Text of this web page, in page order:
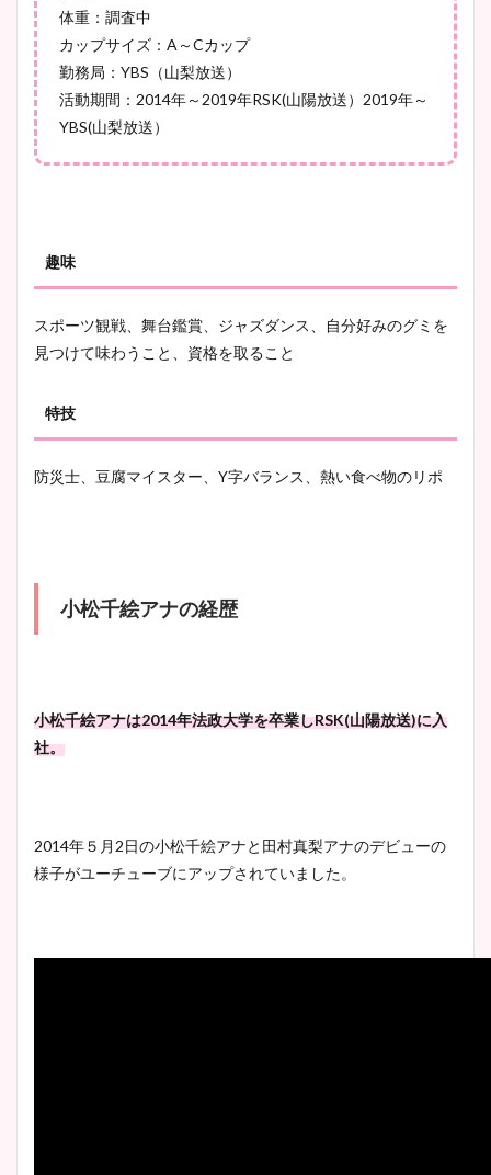
体重：調査中
カップサイズ：A～Cカップ
勤務局：YBS（山梨放送）
活動期間：2014年～2019年RSK(山陽放送）2019年～
YBS(山梨放送）
趣味
スポーツ観戦、舞台鑑賞、ジャズダンス、自分好みのグミを
見つけて味わうこと、資格を取ること
特技
防災士、豆腐マイスター、Y字バランス、熱い食べ物のリポ
小松千絵アナの経歴
小松千絵アナは2014年法政大学を卒業しRSK(山陽放送)に入
社。
2014年５月2日の小松千絵アナと田村真梨アナのデビューの
様子がユーチューブにアップされていました。